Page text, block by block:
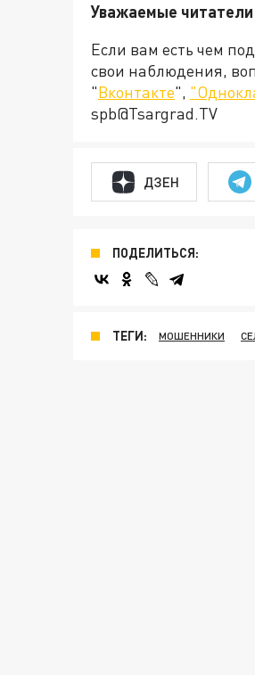
Уважаемые
Если вам есть чем
свои наблюдения,
"Вконтакте",
spb@Tsargrad.TV
ДЗЕН
ПОДЕЛИТЬСЯ:
ТЕГИ: МОШЕННИКИ